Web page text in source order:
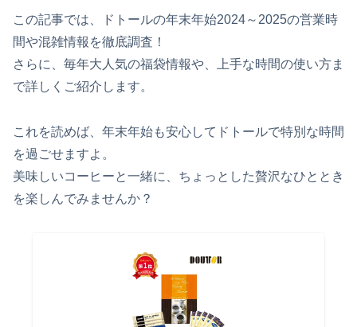
この記事では、ドトールの年末年始2024～2025の営業時
間や混雑情報を徹底調査！
さらに、毎年大人気の福袋情報や、上手な時間の使い方ま
で詳しくご紹介します。
これを読めば、年末年始も安心してドトールで特別な時間
を過ごせますよ。
美味しいコーヒーと一緒に、ちょっとした贅沢なひととき
を楽しんでみませんか？